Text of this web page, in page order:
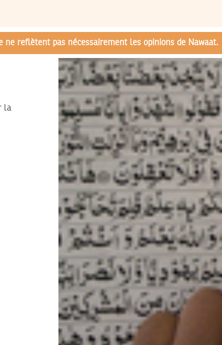
ne reflètent pas nécessairement les opinions de Nawaat.
la